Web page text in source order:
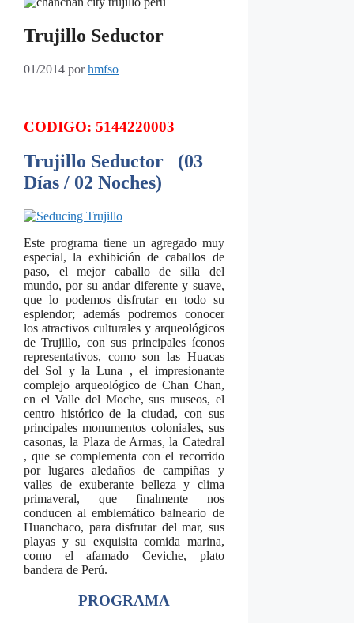
Trujillo Seductor
01/2014 porhmfso
CODIGO: 5144220003
Trujillo Seductor (03
Días / 02 Noches)
Este programa tiene un agregado muy
especial, la exhibición de caballos de
paso, el mejor caballo de silla del
mundo, por su andar diferente y suave,
que lo podemos disfrutar en todo su
esplendor; además podremos conocer
los atractivos culturales y arqueológicos
de Trujillo, con sus principales íconos
representativos, como son las Huacas
del Sol y la Luna , el impresionante
complejo arqueológico de Chan Chan,
en el Valle del Moche, sus museos, el
centro histórico de la ciudad, con sus
principales monumentos coloniales, sus
casonas, la Plaza de Armas, la Catedral
, que se complementa con el recorrido
por lugares aledaños de campiñas y
valles de exuberante belleza y clima
primaveral, que finalmente nos
conducen al emblemático balneario de
Huanchaco, para disfrutar del mar, sus
playas y su exquisita comida marina,
como el afamado Ceviche, plato
bandera de Perú.
PROGRAMA